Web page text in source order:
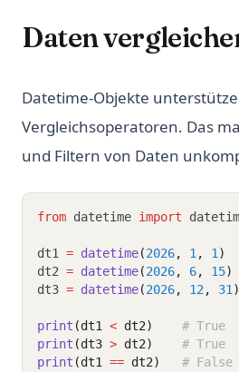
Daten
Datetime-Objekte
Vergleichsoperatoren. Das
und Filtern von Daten
from datetime import
dt1 = datetime(2026, 1 , 1 )
dt2 = datetime(2026, 6, 15)
dt3 = datetime(2026, 12 , 31 )
print (dt1 < dt2)
# True
print (dt3 > dt2)
# True
print (dt1 == dt2)
# False